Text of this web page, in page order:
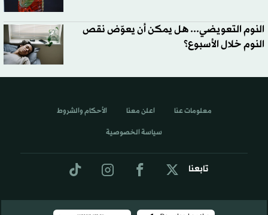
النوم التعويضي... هل يمكن أن يعوّض نقص
النوم خلال الأسبوع؟
تابعنا
معلومات عنا اعلن معنا الأحكام والشروط
سياسة الخصوصية